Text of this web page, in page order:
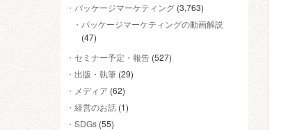
パッケージマーケティング (3,763)
パッケージマーケティングの動画解説
(47)
セミナー予定・報告 (527)
出版・執筆 (29)
メディア (62)
経営のお話 (1)
SDGs (55)